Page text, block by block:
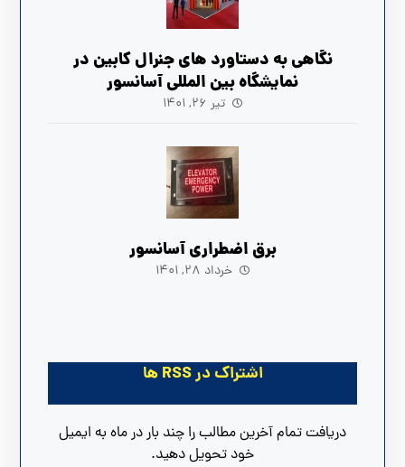
نگاهی به دستاورد های جنرال کابین در
نمایشگاه بین المللی آسانسور
تیر ۲۶, ۱۴۰۱
برق اضطراری آسانسور
خرداد ۲۸, ۱۴۰۱
اشتراک در RSS ها
دریافت تمام آخرین مطالب را چند بار در ماه به ایمیل
خود تحویل دهید.